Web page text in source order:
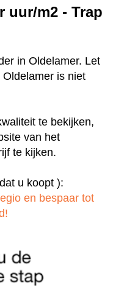
uur/m2 - Trap
in Oldelamer. Let
is niet
te bekijken,
van het
te kijken.
u koopt ):
en bespaar tot